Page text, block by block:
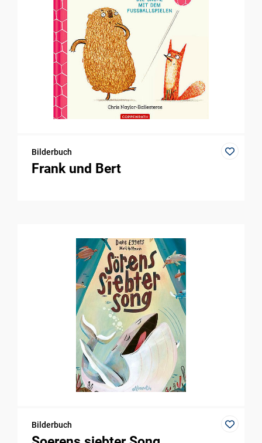
Bilderbuch
Frank und Bert
Bilderbuch